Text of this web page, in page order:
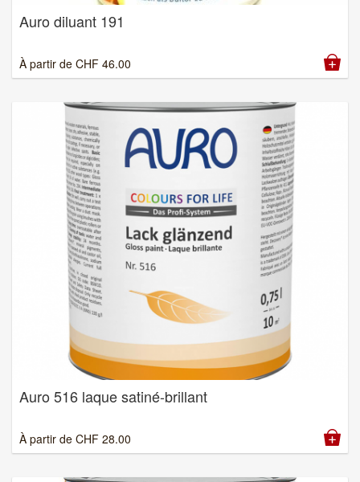
Auro diluant 191
À partir de CHF 46.00
Auro 516 laque satiné-brillant
À partir de CHF 28.00